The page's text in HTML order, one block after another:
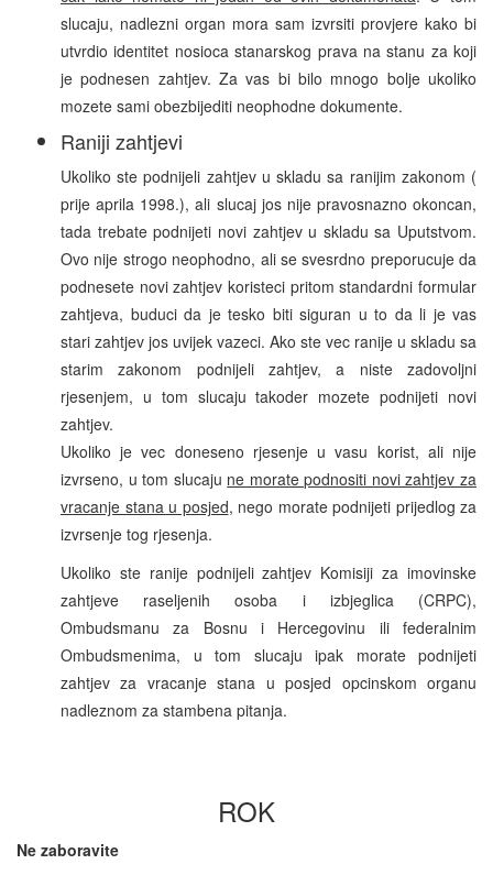
slucaju, nadlezni organ mora sam izvrsiti provjere kako bi
utvrdio identitet nosioca stanarskog prava na stanu za koji
je podnesen zahtjev. Za vas bi bilo mnogo bolje ukoliko
mozete sami obezbijediti neophodne dokumente.
Raniji zahtjevi
Ukoliko ste podnijeli zahtjev u skladu sa ranijim zakonom (
prije aprila 1998.), ali slucaj jos nije pravosnazno okoncan,
tada trebate podnijeti novi zahtjev u skladu sa Uputstvom.
Ovo nije strogo neophodno, ali se svesrdno preporucuje da
podnesete novi zahtjev koristeci pritom standardni formular
zahtjeva, buduci da je tesko biti siguran u to da li je vas
stari zahtjev jos uvijek vazeci. Ako ste vec ranije u skladu sa
starim zakonom podnijeli zahtjev, a niste zadovoljni
rjesenjem, u tom slucaju takoder mozete podnijeti novi
zahtjev.
Ukoliko je vec doneseno rjesenje u vasu korist, ali nije
izvrseno, u tom slucaju ne morate podnositi novi zahtjev za
vracanje stana u posjed, nego morate podnijeti prijedlog za
izvrsenje tog rjesenja.
Ukoliko ste ranije podnijeli zahtjev Komisiji za imovinske
zahtjeve raseljenih osoba i izbjeglica (CRPC),
Ombudsmanu za Bosnu i Hercegovinu ili federalnim
Ombudsmenima, u tom slucaju ipak morate podnijeti
zahtjev za vracanje stana u posjed opcinskom organu
nadleznom za stambena pitanja.
ROK
Ne zaboravite